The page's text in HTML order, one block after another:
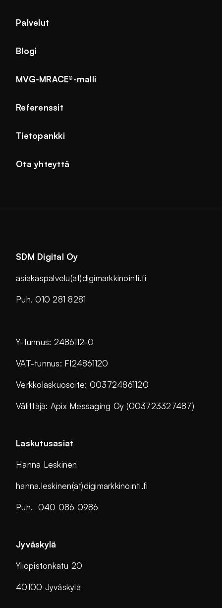
Palvelut
Blogi
MVG-MRACE®-malli
Referenssit
Tietopankki
Ota yhteyttä
SDM Digital Oy
asiakaspalvelu(at)digimarkkinointi.fi
Puh. 010 281 8281
Y-tunnus: 2486112-0
VAT-tunnus: FI24861120
Verkkolaskuosoite: 003724861120
Välittäjä: Apix Messaging Oy (003723327487)
Laskutusasiat
Hanna Leskinen
hanna.leskinen(at)digimarkkinointi.fi
Puh. 040 086 0986
Jyväskylä
Yliopistonkatu 20
40100 Jyväskylä